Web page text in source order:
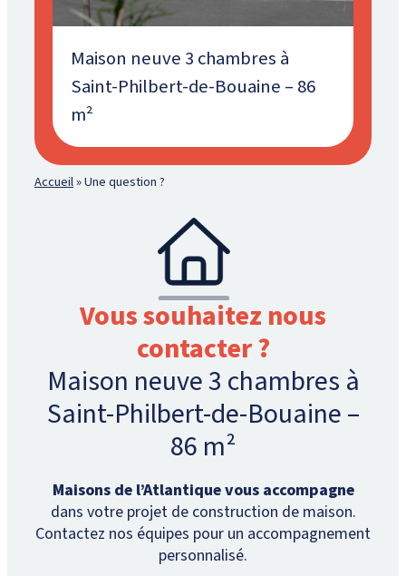
Maison neuve 3 chambres à
Saint-Philbert-de-Bouaine – 86
m²
Accueil»Une question ?
Vous souhaitez nous
contacter ?
Maison neuve 3 chambres à
Saint-Philbert-de-Bouaine –
86 m²
Maisons de l’Atlantique vous accompagne
dans votre projet de construction de maison.
Contactez nos équipes pour un accompagnement
personnalisé.